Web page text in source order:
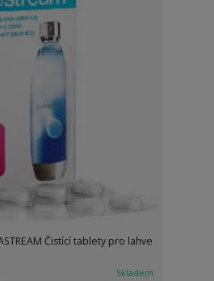
Čistící tablety pro lahve
Skladem